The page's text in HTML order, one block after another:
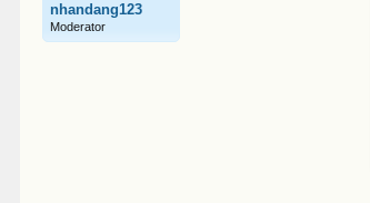
nhandang123
Moderator